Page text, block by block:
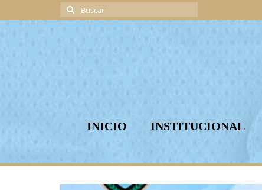
Buscar
por:
INICIO INSTITUCIONAL